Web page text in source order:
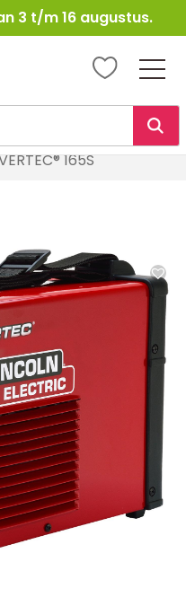
3 t/m 16 augustus.
165S